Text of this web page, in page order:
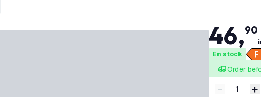
46,90
En stock
Order
Disminuir
- +